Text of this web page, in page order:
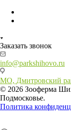
Заказать звонок
info@parkshihovo.ru
МО, Дмитровский
© 2026 Зооферма
Подмосковье.
Политика